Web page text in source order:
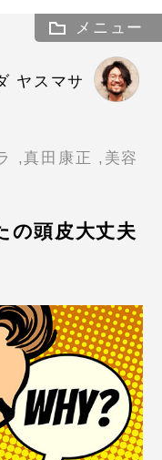
メニュー
ヤスマサ
,真田康正 , 美容
の頭皮大丈夫